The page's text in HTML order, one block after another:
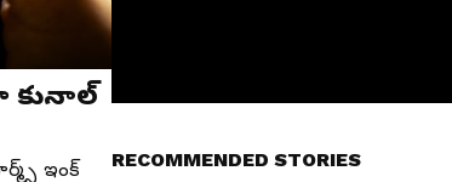
కునాల్
ఇంక్
RECOMMENDED STORIES